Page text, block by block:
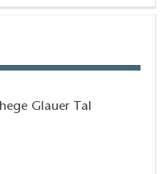
Glauer Tal